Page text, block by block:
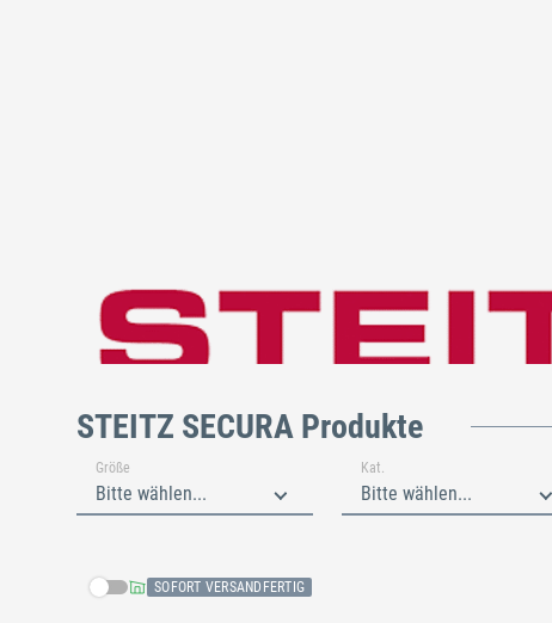
STEITZ SECURA Produkte
Größe
Bitte wählen...
Kat.
Bitte wählen...
SOFORT VERSANDFERTIG